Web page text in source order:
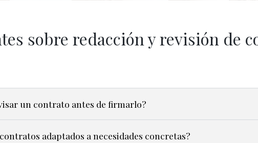
sobre redacción y revisión de
un contrato antes de firmarlo?
adaptados a necesidades concretas?